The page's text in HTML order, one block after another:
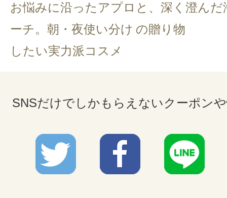
お悩みに沿ったアプロ
ーチ。朝・夜使い分け
したい実力派コスメ
と、深く澄んだ
の贈り物
SNSだけでしかもらえないクーポン